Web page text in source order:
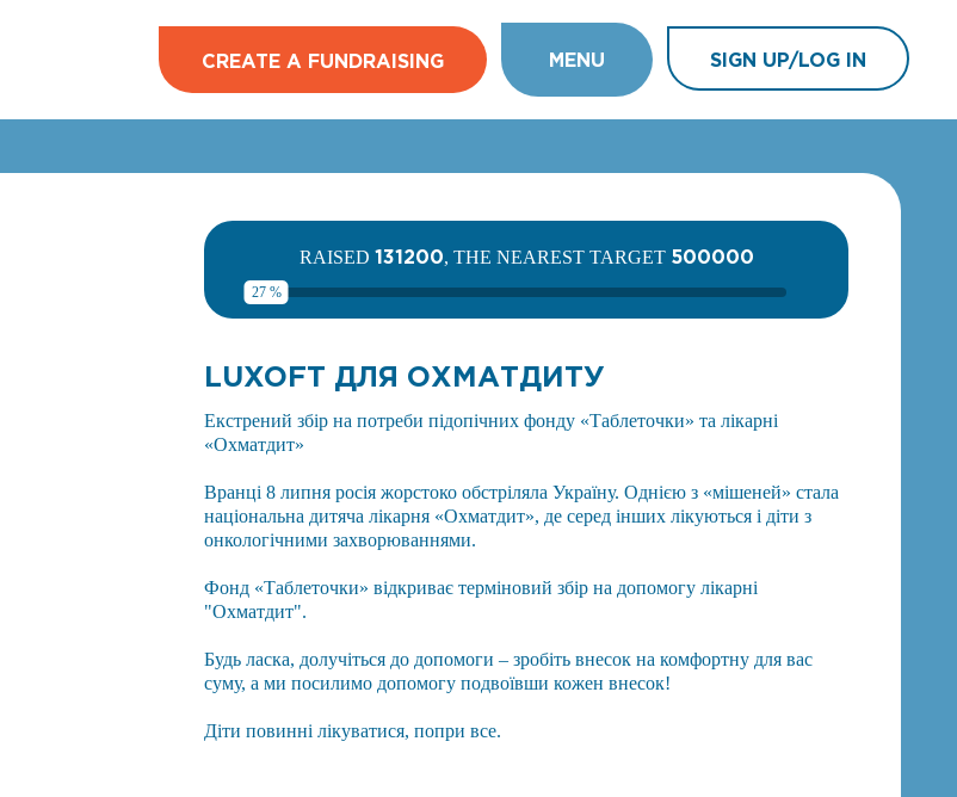
CREATE A FUNDRAISING MENU SIGN UP/LOG IN
RAISED 131200, THE NEAREST TARGET 500000
27 %
LUXOFT ДЛЯ ОХМАТДИТУ
Екстрений збір на потреби підопічних фонду «Таблеточки» та лікарні
«Охматдит»
Вранці 8 липня росія жорстоко обстріляла Україну. Однією з «мішеней» стала
національна дитяча лікарня «Охматдит», де серед інших лікуються і діти з
онкологічними захворюваннями.
Фонд «Таблеточки» відкриває терміновий збір на допомогу лікарні
"Охматдит".
Будь ласка, долучіться до допомоги – зробіть внесок на комфортну для вас
суму, а ми посилимо допомогу подвоївши кожен внесок!
Діти повинні лікуватися, попри все.